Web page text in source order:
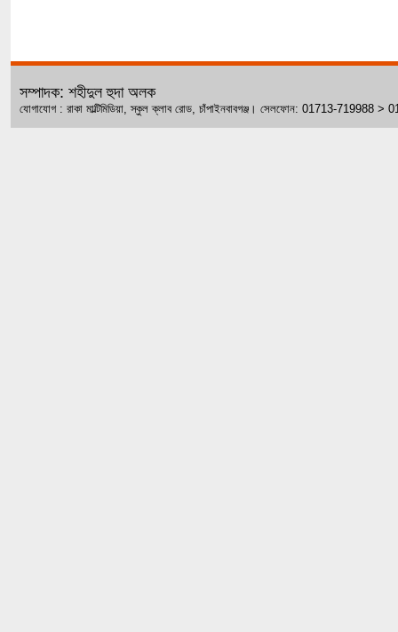
সম্পাদক: শহীদুল হুদা অলক
যোগাযোগ : রাকা মাল্টিমিডিয়া, স্কুল ক্লাব রোড, চাঁপাইনবাবগঞ্জ। সেলফোন: 01713-